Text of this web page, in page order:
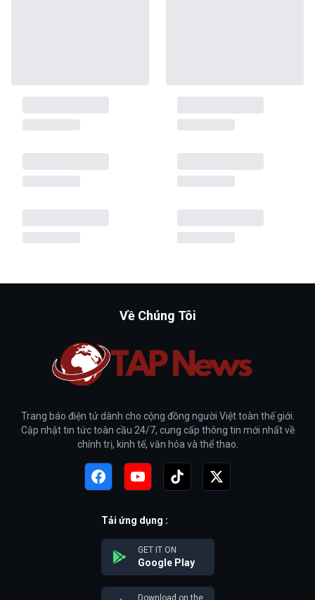
Về Chúng Tôi
Trang báo điện tử dành cho cộng đồng người Việt toàn thế giới.
Cập nhật tin tức toàn cầu 24/7, cung cấp thông tin mới nhất về
chính trị, kinh tế, văn hóa và thể thao.
Tải ứng dụng :
GET IT ON
Google Play